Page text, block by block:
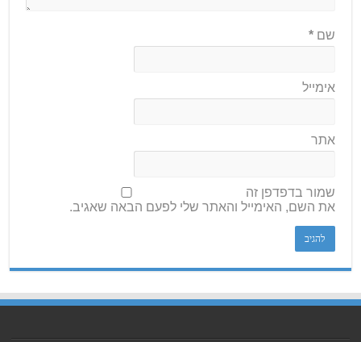
שם*
אימייל
אתר
שמור בדפדפן זה
את השם, האימייל והאתר שלי לפעם הבאה שאגיב.